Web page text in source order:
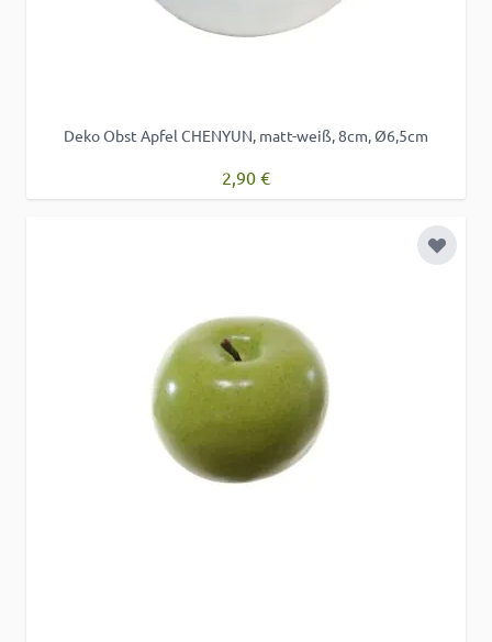
Deko Obst Apfel CHENYUN, matt-weiß, 8cm, Ø6,5cm
2,90 €
Zur